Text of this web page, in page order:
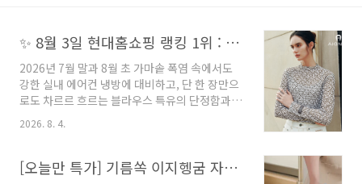
✨ 8월 3일 현대홈쇼핑 랭킹 1위 : 독일 명품 하우스의 블라우스형 긴팔 재입고, 아이그너 심볼 프린트 티셔츠가 기록한 19.6%의 품격 있는 정상 🏆
2026년 7월 말과 8월 초 가마솥 폭염 속에서도
강한 실내 에어컨 냉방에 대비하고, 단 한 장만으
로도 차르르 흐르는 블라우스 특유의 단정함과
독보적인 아우라를 연출할 수 있는 하이엔드 긴
팔 상의를 선점하려는 고관여 미즈 쇼퍼들의 폭
다. 2026년 8월 3일 월요일 오전 7시 15분 주 초
2026. 8. 4.
[오늘만 특가] 기름쏙 이지헹굼 자연유래 대나무행주 10P 최저가 비교